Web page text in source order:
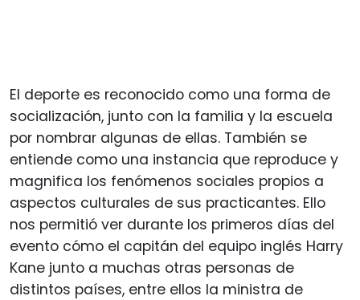
El deporte es reconocido como una forma de
socialización, junto con la familia y la escuela
por nombrar algunas de ellas. También se
entiende como una instancia que reproduce y
magnifica los fenómenos sociales propios a
aspectos culturales de sus practicantes. Ello
nos permitió ver durante los primeros días del
evento cómo el capitán del equipo inglés Harry
Kane junto a muchas otras personas de
distintos países, entre ellos la ministra de